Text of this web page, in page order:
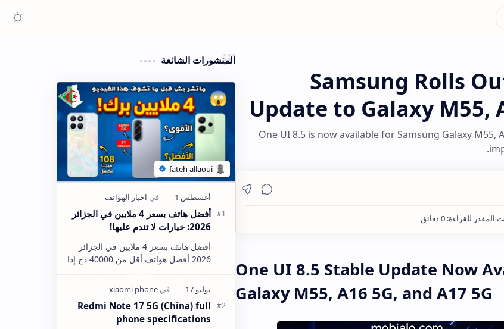
Samsung Rolls
Update to Galaxy M55,
One UI 8.5 is now available for Samsung Galaxy M55,
One UI 8.5 Stable Update Now
Galaxy M55, A16 5G, and A17 5G
المنشورات الشائعة
أفضل هاتف بسعر 4 ملايين في الجزائر
2026: خيارات لا تندم عليها!
أفضل هاتف بسعر 4 ملايين في الجزائر
2026 أفضل هواتف أقل من 40000 دج إذا
(40,000 دينار جزائري) وتبحث عن هاتف
ذكي…
Redmi Note 17 5G (China) full
phone specifications